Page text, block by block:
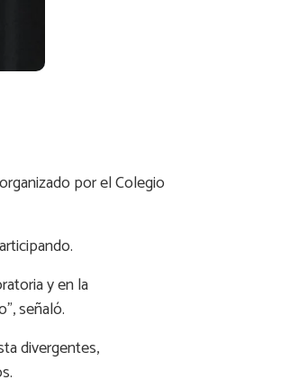
por el Colegio
y en la
señaló.
divergentes,